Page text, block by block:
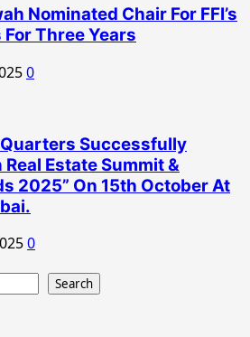
Nominated Chair For FFI’s
For Three Years
0
Quarters Successfully
Estate Summit &
2025” On 15th October At
0
Search